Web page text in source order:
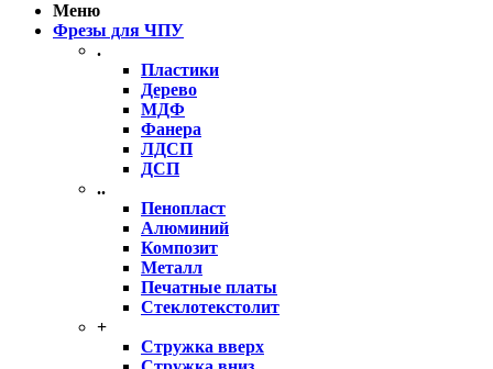
Меню
Фрезы для ЧПУ
.
Пластики
Дерево
МДФ
Фанера
ЛДСП
ДСП
..
Пенопласт
Алюминий
Композит
Металл
Печатные платы
Стеклотекстолит
+
Стружка вверх